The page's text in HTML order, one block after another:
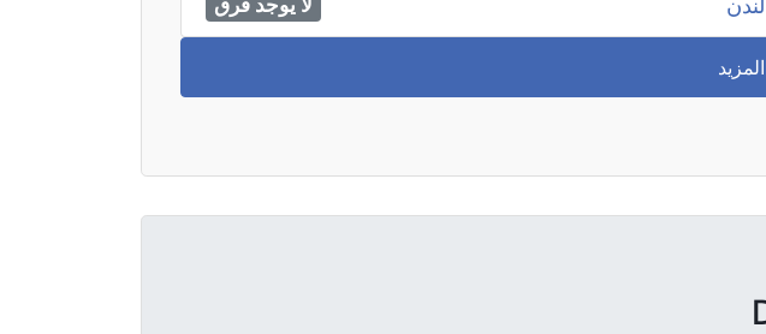
لندن لا يوجد فرق
المزيد